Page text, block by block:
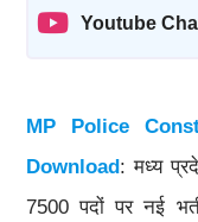
Youtube
MP Police
Download: मध्य
7500 पदों पर नई